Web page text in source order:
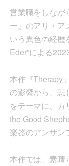
営業職をしなが
ー』のアリ・ア
いう異色の経歴
Eder”による
本作『Therapy
の影響から、悲
をテーマに、カ
the Good
楽器のアンサン
本作では、素晴